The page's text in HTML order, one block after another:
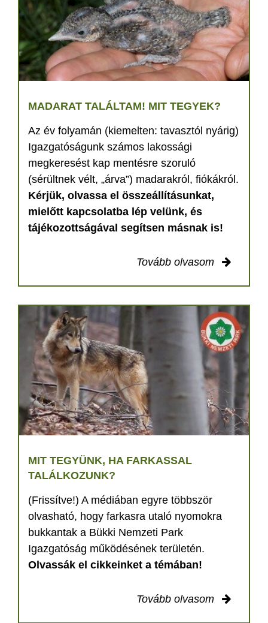
MADARAT TALÁLTAM! MIT TEGYEK?
Az év folyamán (kiemelten: tavasztól nyárig)
Igazgatóságunk számos lakossági
megkeresést kap mentésre szoruló
(sérültnek vélt, „árva”) madarakról, fiókákról.
Kérjük, olvassa el összeállításunkat,
mielőtt kapcsolatba lép velünk, és
tájékozottságával segítsen másnak is!
Tovább olvasom
MIT TEGYÜNK, HA FARKASSAL
TALÁLKOZUNK?
(Frissítve!) A médiában egyre többször
olvasható, hogy farkasra utaló nyomokra
bukkantak a Bükki Nemzeti Park
Igazgatóság működésének területén.
Olvassák el cikkeinket a témában!
Tovább olvasom